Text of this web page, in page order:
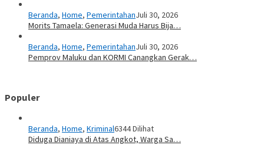
Beranda, Home, PemerintahanJuli 30, 2026
Morits Tamaela: Generasi Muda Harus Bija…
Beranda, Home, PemerintahanJuli 30, 2026
Pemprov Maluku dan KORMI Canangkan Gerak…
Populer
Beranda, Home, Kriminal6344 Dilihat
Diduga Dianiaya di Atas Angkot, Warga Sa…